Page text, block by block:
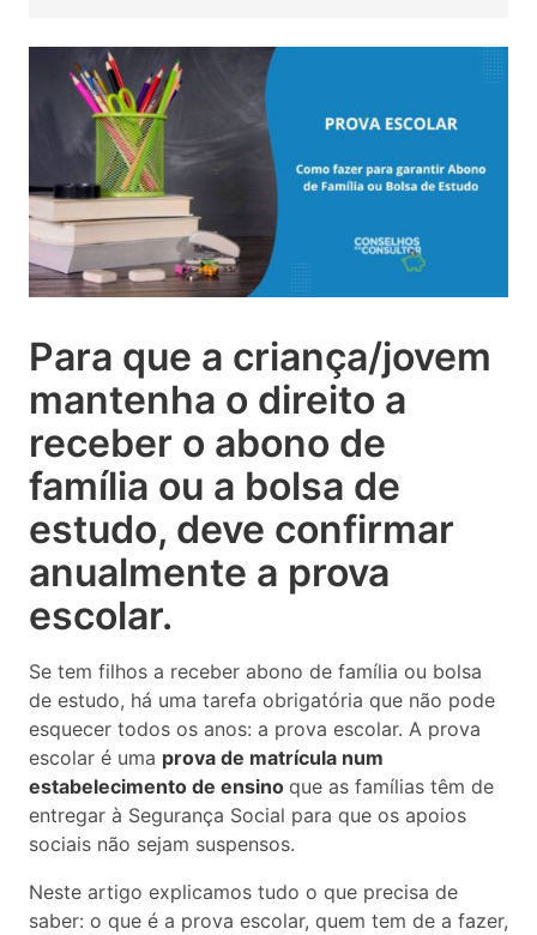
Para que a criança/jovem
mantenha o direito a
receber o abono de
família ou a bolsa de
estudo, deve confirmar
anualmente a prova
escolar.
Se tem filhos a receber abono de família ou bolsa
de estudo, há uma tarefa obrigatória que não pode
esquecer todos os anos: a prova escolar. A prova
escolar é uma prova de matrícula num
estabelecimento de ensino que as famílias têm de
entregar à Segurança Social para que os apoios
sociais não sejam suspensos.
Neste artigo explicamos tudo o que precisa de
saber: o que é a prova escolar, quem tem de a fazer,